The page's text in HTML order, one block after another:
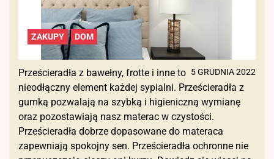
DOM
ZAKUPY
5 GRUDNIA 2022
Prześcieradła z bawełny, frotte i inne to
nieodłączny element każdej sypialni. Prześcieradła z
gumką pozwalają na szybką i higieniczną wymianę
oraz pozostawiają nasz materac w czystości.
Prześcieradła dobrze dopasowane do materaca
zapewniają spokojny sen. Prześcieradła ochronne nie